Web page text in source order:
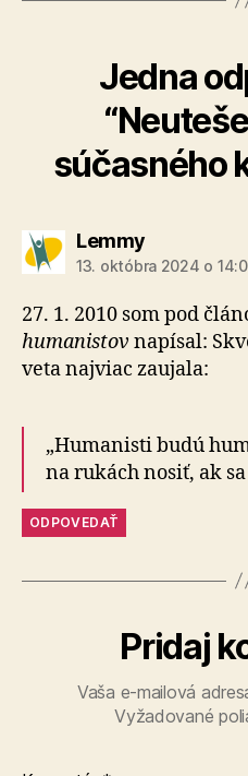
Jedna
súčasného
Lemmyhovorí:
13. októbra 2024 o
27. 1. 2010 som pod
humanistov napísal:
veta najviac zaujala:
„Humanisti budú
na rukách nosiť, ak
ODPOVEDAŤ
Pridaj
Vaša e-mailová
Vyžadované